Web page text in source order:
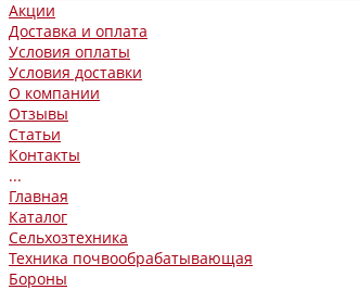
Акции
Доставка и оплата
Условия оплаты
Условия доставки
О компании
Отзывы
Статьи
Контакты
...
Главная
Каталог
Сельхозтехника
Техника почвообрабатывающая
Бороны